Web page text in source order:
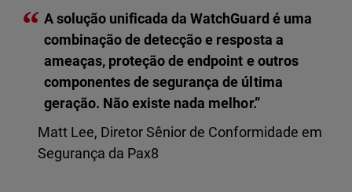
“ A solução unificada da WatchGuard é uma
combinação de detecção e resposta a
ameaças, proteção de endpoint e outros
componentes de segurança de última
geração. Não existe nada melhor.”
Matt Lee, Diretor Sênior de Conformidade em
Segurança da Pax8